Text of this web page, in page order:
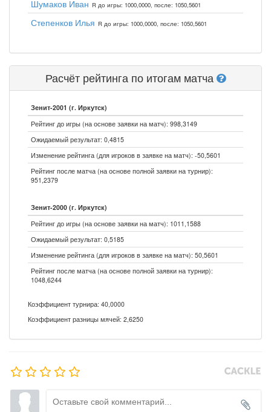
Шумаков Иван R до игры: 1000,0000, после: 1050,5601
Степенков Илья R до игры: 1000,0000, после: 1050,5601
Расчёт рейтинга по итогам матча
Зенит-2001 (г. Иркутск)
Рейтинг до игры (на основе заявки на матч): 998,3149
Ожидаемый результат: 0,4815
Изменение рейтинга (для игроков в заявке на матч): -50,5601
Рейтинг после матча (на основе полной заявки на турнир):
951,2379
Зенит-2000 (г. Иркутск)
Рейтинг до игры (на основе заявки на матч): 1011,1588
Ожидаемый результат: 0,5185
Изменение рейтинга (для игроков в заявке на матч): 50,5601
Рейтинг после матча (на основе полной заявки на турнир):
1048,6244
Коэффициент турнира: 40,0000
Коэффициент разницы мячей: 2,6250